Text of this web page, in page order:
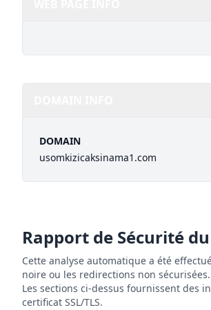
DOMAIN
usomkizicaksinama1.com
Rapport de Sécurité
Cette analyse automatique a été
noire ou les redirections non sécurisées.
Les sections ci-dessus fournissent des
certificat SSL/TLS.